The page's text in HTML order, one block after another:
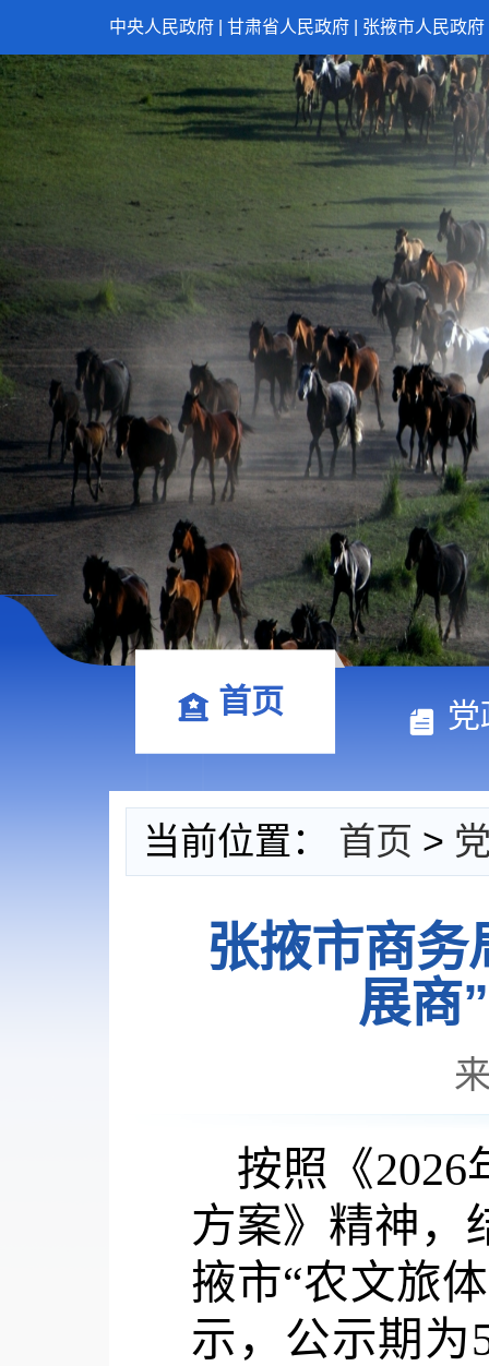
中央人民政府 甘肃省人民政府 张掖市人民政府
首页 党
当前位置： 首页 >
张掖市商务
展商
按照《2026
方案》精神，
掖市“农文旅
示，公示期为